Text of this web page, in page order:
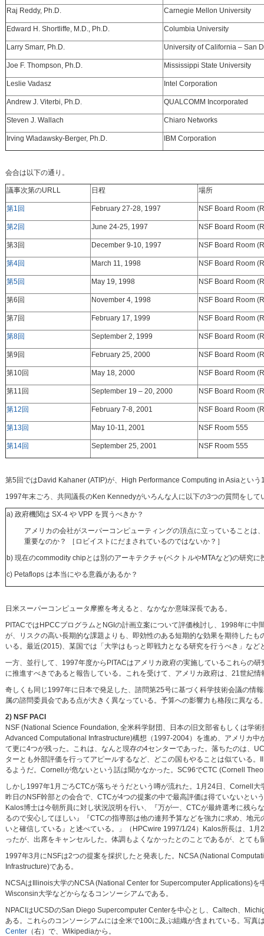
Raj Reddy, Ph.D. Carnegie Mellon University
Edward H. Shortliffe, M.D., Ph.D. Columbia University
Larry Smarr, Ph.D. University of California – San
Joe F. Thompson, Ph.D. Mississippi State University
Leslie Vadasz Intel Corporation
Andrew J. Viterbi, Ph.D. QUALCOMM Incorporated
Steven J. Wallach Chiaro Networks
Irving Wladawsky-Berger, Ph.D. IBM Corporation
会合は以下の通り。
議事次第のURLL 日程 場所
第1回 February 27-28, 1997 NSF Board Room
第2回 June 24-25, 1997 NSF Board Room
第3回 December 9-10, 1997 NSF Board Room
第4回 March 11, 1998 NSF Board Room
第5回 May 19, 1998 NSF Board Room
第6回 November 4, 1998 NSF Board Room
第7回 February 17, 1999 NSF Board Room
第8回 September 2, 1999 NSF Board Room
第9回 February 25, 2000 NSF Board Room
第10回 May 18, 2000 NSF Board Room
第11回 September 19 – 20, 2000 NSF Board Room
第12回 February 7-8, 2001 NSF Board Room
第13回 May 10-11, 2001 NSF Room 555
第14回 September 25, 2001 NSF Room 555
第5回ではDavid Kahaner (ATIP)が、High Performance Computing in Asiaという
1997年末ごろ、共同議長のKen Kennedyがいろんな人に以下の3つの質問をし
a) 政府機関は SX-4 や VPP を買うべきか？
アメリカの会社がスーパーコンピューティングの頂点に立っていることは
重要なのか？ ［ロビイストにだまされているのではないか？］
b) 現在のcommodity chipとは別のアーキテクチャ(ベクトルやMTAなど)の研究に
c) Petaflops は本当にやる意義があるか？
日米スーパーコンピュータ摩擦を考えると、なかなか意味深長である。
PITACではHPCCプログラムとNGIの計画立案について評価検討し、1998年に中
が、リスクの高い長期的な課題よりも、即効性のある短期的な効果を期待した
いる。最近(2015)、某国では「大学はもっと即戦力となる研究を行うべき」な
一方、並行して、1997年度からPITACはアメリカ政府の実施しているこれらの
に推進すべきであると報告している。これを受けて、アメリカ政府は、21世紀情
奇しくも同じ1997年に日本で発足した、諮問第25号に基づく科学技術会議の情
属の諮問委員会である点が大きく異なっている。予算への影響力も格段に異なる
2) NSF PACI
NSF (National Science Foundation, 全米科学財団、日本の旧文部省もしくは学
Advanced Computational Infrastructure)構想（1997-2004）を進め、アメリカ
て更に4つが残った。これは、なんと現存の4センターであった。落ちたのは、
ターとも外部評価を行ってアピールするなど、どこの国もやることは似ている
るようだ。Cornellが危ないという話は聞かなかった。SC96でCTC (Cornell
しかし1997年1月ごろCTCが落ちそうだという噂が流れた。1月24日、Cornell
昨日のNSF幹部との会合で、CTCが4つの提案の中で最高評価は得ていないと
Kalos博士は今朝所員に対し状況説明を行い、『万が一、CTCが最終選考に残
るので安心してほしい』『CTCの指導部は他の連邦予算などを強力に求め、地
いと確信している』と述べている。」（HPCwire 1997/1/24）Kalos所長は、1
ったが、出席をキャンセルした。体調もよくなかったとのことであるが、とても
1997年3月にNSFは2つの提案を採択したと発表した。NCSA (National
Infrastructure)である。
NCSAはIllinois大学のNCSA (National Center for Supercomputer Applications)
Wisconsin大学などからなるコンソーシアムである。
NPACIはUCSDのSan Diego Supercomputer Centerを中心とし、Caltech、
ある。これらのコンソーシアムには全米で100に及ぶ組織が含まれている。写真
Center（右）で、Wikipediaから。